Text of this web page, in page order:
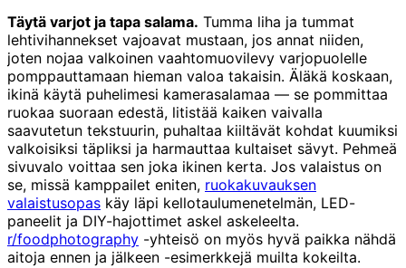
Täytä varjot ja tapa salama. Tumma liha ja tummat
lehtivihannekset vajoavat mustaan, jos annat niiden,
joten nojaa valkoinen vaahtomuovilevy varjopuolelle
pomppauttamaan hieman valoa takaisin. Äläkä koskaan,
ikinä käytä puhelimesi kamerasalamaa — se pommittaa
ruokaa suoraan edestä, litistää kaiken vaivalla
saavutetun tekstuurin, puhaltaa kiiltävät kohdat kuumiksi
valkoisiksi täpliksi ja harmauttaa kultaiset sävyt. Pehmeä
sivuvalo voittaa sen joka ikinen kerta. Jos valaistus on
se, missä kamppailet eniten, ruokakuvauksen
valaistusopas käy läpi kellotaulumenetelmän, LED-
paneelit ja DIY-hajottimet askel askeleelta.
r/foodphotography -yhteisö on myös hyvä paikka nähdä
aitoja ennen ja jälkeen -esimerkkejä muilta kokeilta.